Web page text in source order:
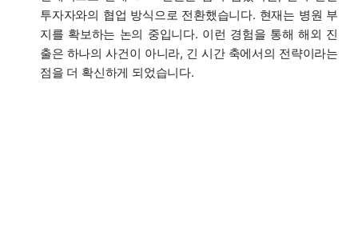
투자자와의 협업 방식으로 전환했습니다. 현재는 병원 부
지를 확보하는 논의 중입니다. 이런 경험을 통해 해외 진
출은 하나의 사건이 아니라, 긴 시간 축에서의 전략이라는
점을 더 확신하게 되었습니다.